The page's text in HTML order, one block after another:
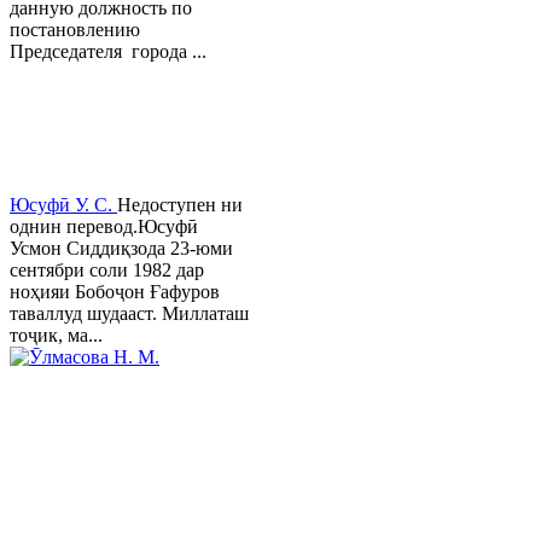
данную должность по
постановлению
Председателя города ...
Юсуфӣ У. C. Недоступен ни
однин перевод.Юсуфӣ
Усмон Сиддиқзода 23-юми
сентябри соли 1982 дар
ноҳияи Бобоҷон Ғафуров
таваллуд шудааст. Миллаташ
тоҷик, ма...